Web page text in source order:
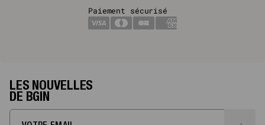
Paiement sécurisé
LES NOUVELLES
DE BGIN